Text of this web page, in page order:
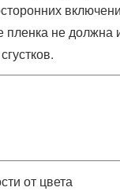
пленка не должна
от цвета